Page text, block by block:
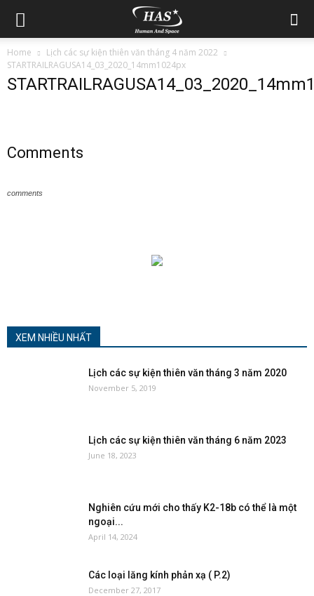
Home
Lịch các sự kiện thiên văn tháng 4 năm 2022
STARTRAILRAGUSA14_03_2020_14mm1024px
Comments
comments
XEM NHIỀU NHẤT
Lịch các sự kiện thiên văn tháng 3 năm 2020
November 5, 2019
Lịch các sự kiện thiên văn tháng 6 năm 2023
June 18, 2023
Nghiên cứu mới cho thấy K2-18b có thể là một
ngoại...
April 14, 2024
Các loại lăng kính phản xạ ( P.2)
December 27, 2017